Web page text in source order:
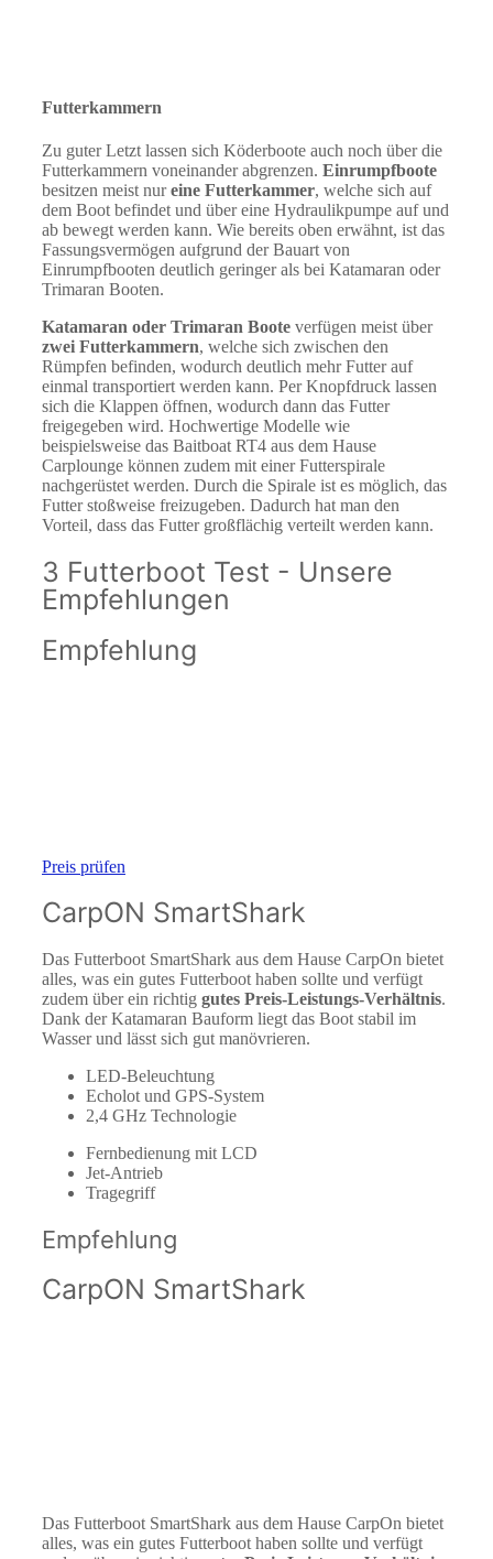
Futterkammern
Zu guter Letzt lassen sich Köderboote auch noch über die
Futterkammern voneinander abgrenzen. Einrumpfboote
besitzen meist nureine Futterkammer, welche sich auf
dem Boot befindet und über eine Hydraulikpumpe auf und
ab bewegt werden kann. Wie bereits oben erwähnt, ist das
Fassungsvermögen aufgrund der Bauart von
Einrumpfbooten deutlich geringer als bei Katamaran oder
Trimaran Booten.
Katamaran oder Trimaran Boote verfügen meist über
zwei Futterkammern, welche sich zwischen den
Rümpfen befinden, wodurch deutlich mehr Futter auf
einmal transportiert werden kann. Per Knopfdruck lassen
sich die Klappen öffnen, wodurch dann das Futter
freigegeben wird. Hochwertige Modelle wie
beispielsweise das Baitboat RT4 aus dem Hause
Carplounge können zudem mit einer Futterspirale
nachgerüstet werden. Durch die Spirale ist es möglich, das
Futter stoßweise freizugeben. Dadurch hat man den
Vorteil, dass das Futter großflächig verteilt werden kann.
3 Futterboot Test - Unsere
Empfehlungen
Empfehlung
Preis prüfen
CarpON SmartShark
Das Futterboot SmartShark aus dem Hause CarpOn bietet
alles, was ein gutes Futterboot haben sollte und verfügt
zudem über ein richtig gutes Preis-Leistungs-Verhältnis.
Dank der Katamaran Bauform liegt das Boot stabil im
Wasser und lässt sich gut manövrieren.
LED-Beleuchtung
Echolot und GPS-System
2,4 GHz Technologie
Fernbedienung mit LCD
Jet-Antrieb
Tragegriff
Empfehlung
CarpON SmartShark
Das Futterboot SmartShark aus dem Hause CarpOn bietet
alles, was ein gutes Futterboot haben sollte und verfügt